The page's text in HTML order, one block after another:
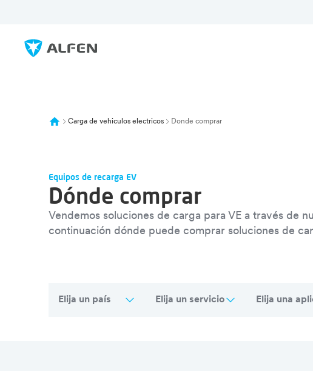
Alfen
Carga de vehiculos electricos Donde comprar
Equipos de recarga EV
Dónde comprar
Vendemos soluciones de carga para VE a través de
continuación dónde puede comprar soluciones de
Elija un país Elija un servicio Elija una